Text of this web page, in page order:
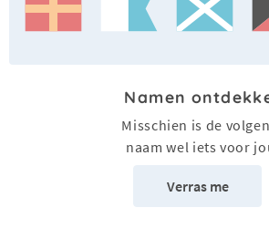
Namen
Misschien is de
naam wel iets voor
Verras me